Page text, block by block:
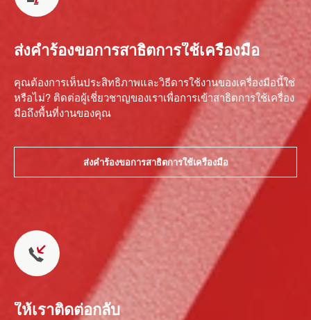
ส่งคำร้องขอการสาธิตการใช้เครื่องมือ
คุณต้องการเห็นประสิทธิภาพและวิธีดารใช้งานของเครื่องมือนี้ใช่
หรือไม่? ติดต่อผู้เชี่ยวชาญของเราเพื่อการเข้าสาธิตการใช้เครื่อง
มือถึงพื้นที่งานของคุณ
ส่งคำร้องขอการสาธิตการใช้เครื่องมือ
ให้เราติดต่อกลับ